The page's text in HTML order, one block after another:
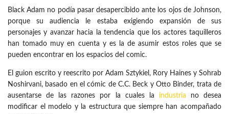
Black Adam no podía pasar desapercibido ante los ojos de Johnson,
porque su audiencia le estaba exigiendo expansión de sus
personajes y avanzar hacia la tendencia que los actores taquilleros
han tomado muy en cuenta y es la de asumir estos roles que se
pueden encontrar en los espacios del comic.
El guion escrito y reescrito por Adam Sztykiel, Rory Haines y Sohrab
Noshirvani, basado en el cómic de C.C. Beck y Otto Binder, trata de
ausentarse de las razones por la cuales la industria no desea
modificar el modelo y la estructura que siempre han acompañado